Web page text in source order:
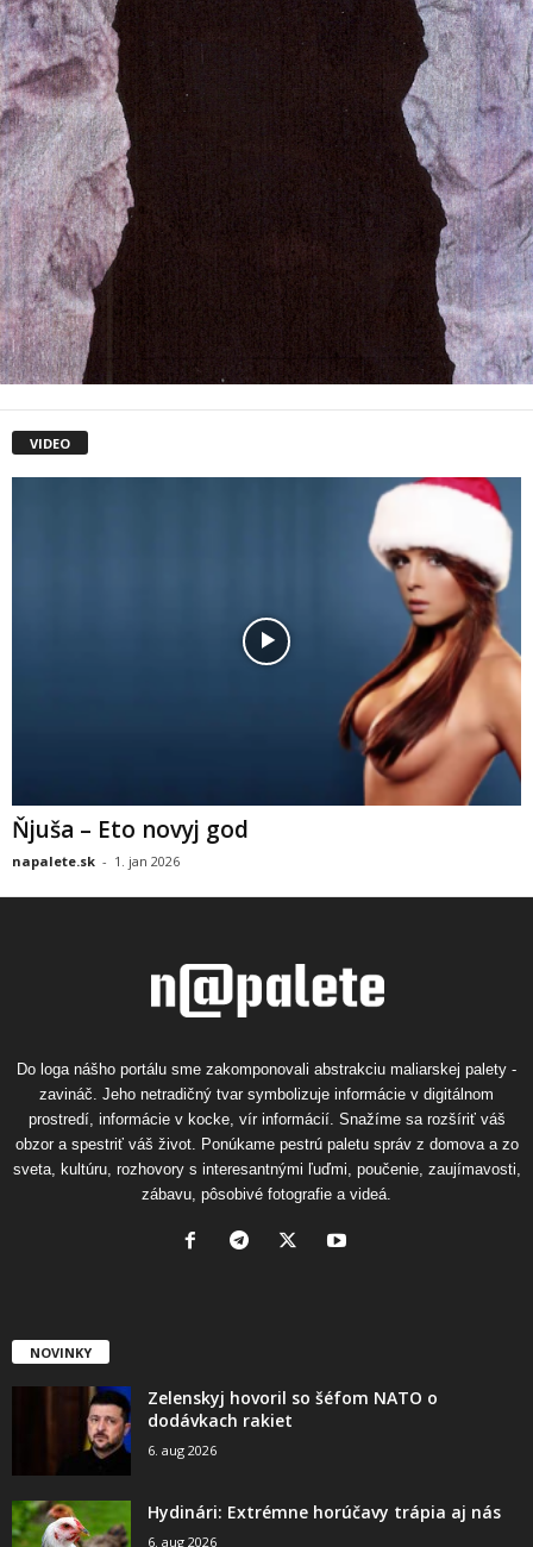
VIDEO
Ňjuša – Eto novyj god
napalete.sk - 1. jan 2026
Do loga nášho portálu sme zakomponovali abstrakciu maliarskej palety -
zavináč. Jeho netradičný tvar symbolizuje informácie v digitálnom
prostredí, informácie v kocke, vír informácií. Snažíme sa rozšíriť váš
obzor a spestriť váš život. Ponúkame pestrú paletu správ z domova a zo
sveta, kultúru, rozhovory s interesantnými ľuďmi, poučenie, zaujímavosti,
zábavu, pôsobivé fotografie a videá.
NOVINKY
Zelenskyj hovoril so šéfom NATO o
dodávkach rakiet
6. aug 2026
Hydinári: Extrémne horúčavy trápia aj nás
6. aug 2026